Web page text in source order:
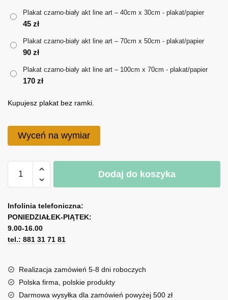
Plakat czarno-biały akt line art – 40cm x 30cm - plakat/papier
45 zł
Plakat czarno-biały akt line art – 70cm x 50cm - plakat/papier
90 zł
Plakat czarno-biały akt line art – 100cm x 70cm - plakat/papier
170 zł
Kupujesz plakat bez ramki.
Wyceń na wymiar
Plakat
biały
akt
line
art
Dodaj do koszyka
l
t
e
r
a
t
i
Infolinia telefoniczna:
PONIEDZIAŁEK-PIĄTEK:
9.00-16.00
tel.: 881 31 71 81
Realizacja zamówień 5-8 dni roboczych
Polska firma, polskie produkty
Darmowa wysyłka dla zamówień powyżej 500 zł